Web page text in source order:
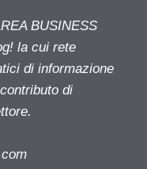
BUSINESS
la cui rete
di informazione
di